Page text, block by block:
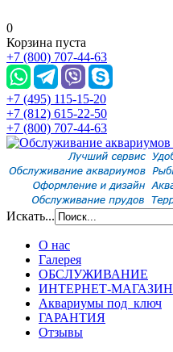
0
Корзина пуста
+7 (800) 707-44-63
+7 (495) 115-15-20
+7 (812) 615-22-50
+7 (800) 707-44-63
Искать...
О нас
Галерея
ОБСЛУЖИВАНИЕ
ИНТЕРНЕТ-МАГАЗИН
Аквариумы под ключ
ГАРАНТИЯ
Отзывы